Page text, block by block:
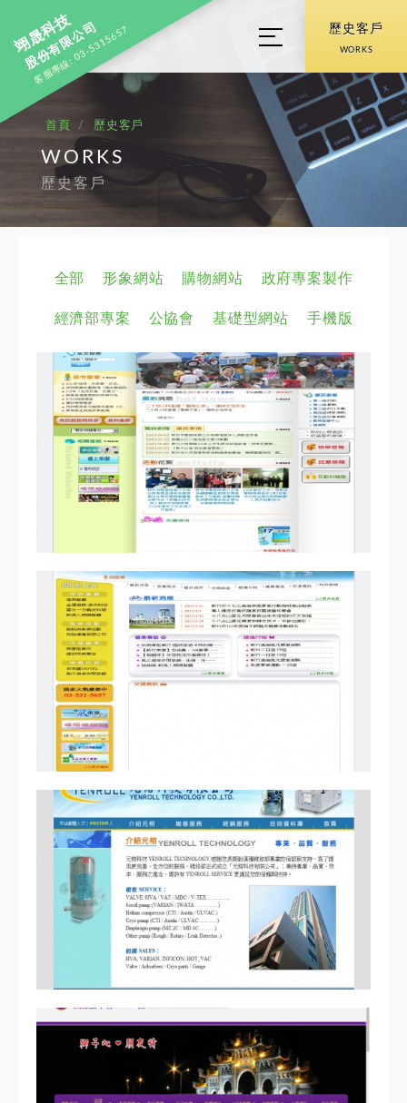
翊晟科技
股份有限公司
客服專線: 03-5315657 歷史客戶
WORKS
首頁 歷史客戶
WORKS
歷史客戶
全部 形象網站 購物網站 政府專案製作
經濟部專案 公協會 基礎型網站 手機版